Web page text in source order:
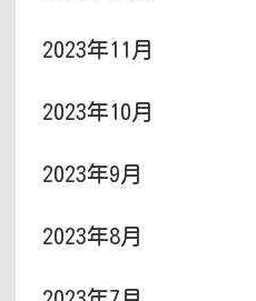
2023年11月
2023年10月
2023年9月
2023年8月